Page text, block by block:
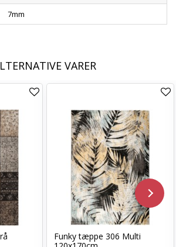
7mm
VARER
Funky tæppe 306 Multi